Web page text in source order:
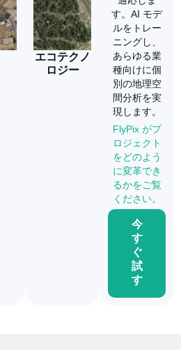
エコテクノ
ロジー
す。AI モデ
ルをトレー
ニングし、
あらゆる業
種向けに個
別の地理空
間分析を実
現します。
FlyPix がプ
ロジェクト
をどのよう
に変革でき
るかをご覧
ください。
今
す
ぐ
試
す